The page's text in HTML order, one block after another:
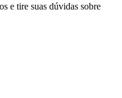
e tire suas dúvidas sobre